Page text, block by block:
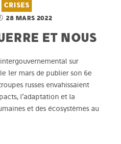
CRISES
28 MARS 2022
ET NOUS
sur
1er mars de publier son 6e
russes envahissaient
l’adaptation et la
et des écosystèmes au